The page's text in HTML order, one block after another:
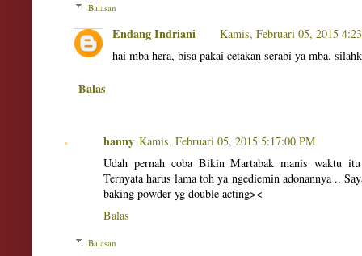
Balasan
Endang Indriani
Kamis, Februari 05, 2015
hai mba hera, bisa pakai cetakan serabi ya mba.
Balas
hanny Kamis, Februari 05, 2015 5:17:00 PM
Udah pernah coba Bikin Martabak manis waktu
Ternyata harus lama toh ya ngediemin adonannya ..
baking powder yg double acting><
Balas
Balasan